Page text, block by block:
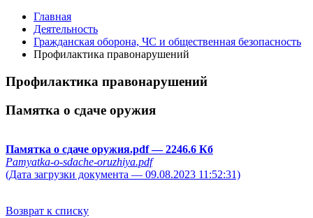
Главная
Деятельность
Гражданская оборона, ЧС и общественная безопасность
Профилактика правонарушений
Профилактика правонарушений
Памятка о сдаче оружия
Памятка о сдаче оружия.pdf— 2246.6 Кб
Pamyatka-o-sdache-oruzhiya.pdf
(Дата загрузки документа — 09.08.2023 11:52:31)
Возврат к списку